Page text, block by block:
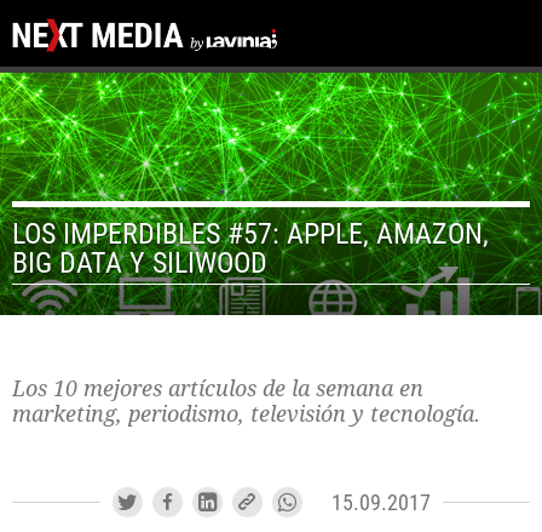
LOS IMPERDIBLES #57: APPLE, AMAZON,
BIG DATA Y SILIWOOD
Los 10 mejores artículos de la semana en
marketing, periodismo, televisión y tecnología.
15.09.2017